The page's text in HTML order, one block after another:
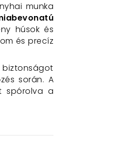
munka
húsok és
és precíz
során. A
spórolva a